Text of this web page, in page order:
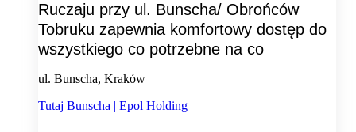
Ruczaju przy ul. Bunscha/ Obrońców
Tobruku zapewnia komfortowy dostęp do
wszystkiego co potrzebne na co
ul. Bunscha, Kraków
Tutaj Bunscha | Epol Holding